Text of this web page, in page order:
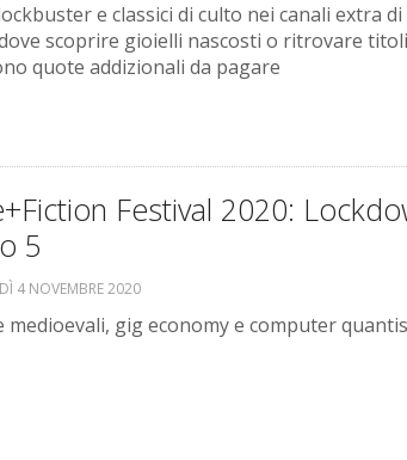
e classici di culto nei canali extra di
scoprire gioielli nascosti o ritrovare titoli
quote addizionali da pagare
Festival 2020:
5
4 NOVEMBRE 2020
gig economy e computer